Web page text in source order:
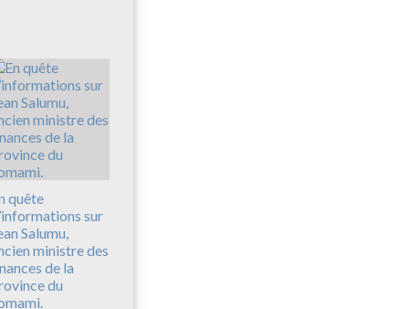
quête
sur
Salumu,
ministre des
de la
du